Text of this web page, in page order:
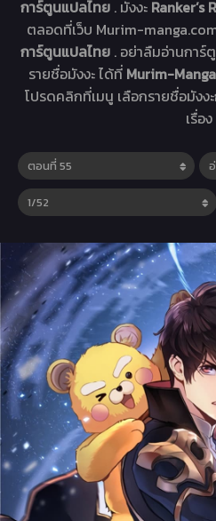
การ์ตูนแปลไทย . มังงะ Ranker’s
ตลอดที่เว็บ Murim-
การ์ตูนแปลไทย . อย่าลืมอ่านกา
รายชื่อมังงะ ได้ที่ Murim-
โปรดคลิกที่เมนู เลือกรายชื่อมังง
เรื่อง